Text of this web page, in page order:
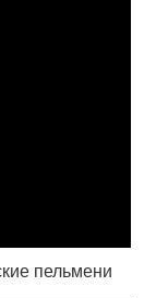
пельмени